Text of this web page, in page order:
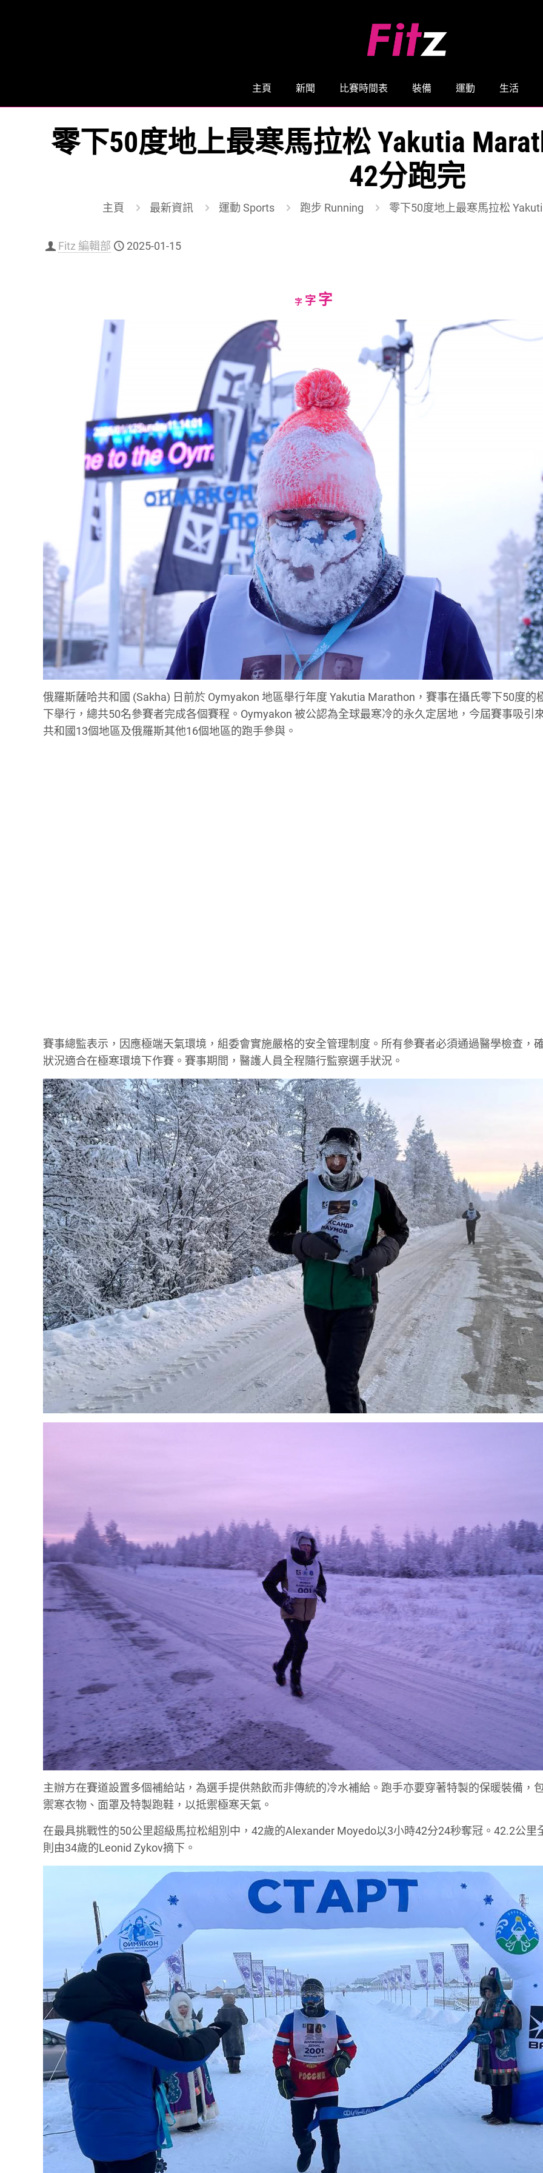
主頁 新聞 比賽時間表 裝備 運動 生活
零下50度地上最寒馬拉松 Yakutia
42分跑完
主頁 最新資訊 運動 Sports 跑步 Running 零下50度地上最寒馬拉松
Fitz 編輯部 2025-01-15
字Decrease
字Reset
字Increase
俄羅斯薩哈共和國 (Sakha) 日前於 Oymyakon 地區舉行年度 Yakutia Marathon，賽事在攝氏零下50度的
下舉行，總共50名參賽者完成各個賽程。Oymyakon 被公認為全球最寒冷的永久定居地，今屆賽事吸引
共和國13個地區及俄羅斯其他16個地區的跑手參與。
賽事總監表示，因應極端天氣環境，組委會實施嚴格的安全管理制度。所有參賽者必須通過醫學檢查，
狀況適合在極寒環境下作賽。賽事期間，醫護人員全程隨行監察選手狀況。
主辦方在賽道設置多個補給站，為選手提供熱飲而非傳統的冷水補給。跑手亦要穿著特製的保暖裝備，
禦寒衣物、面罩及特製跑鞋，以抵禦極寒天氣。
在最具挑戰性的50公里超級馬拉松組別中，42歲的Alexander Moyedo以3小時42分24秒奪冠。42.2公里
則由34歲的Leonid Zykov摘下。